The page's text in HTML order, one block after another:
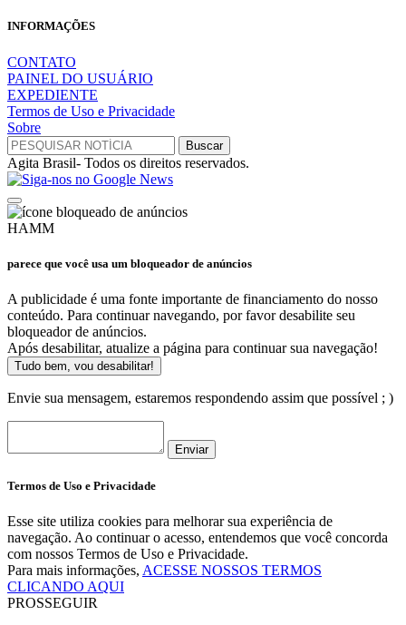
INFORMAÇÕES
CONTATO
PAINEL DO USUÁRIO
EXPEDIENTE
Termos de Uso e Privacidade
Sobre
Agita Brasil- Todos os direitos reservados.
HAMM
parece que você usa um bloqueador de anúncios
A publicidade é uma fonte importante de financiamento do nosso
conteúdo. Para continuar navegando, por favor desabilite seu
bloqueador de anúncios.
Após desabilitar, atualize a página para continuar sua navegação!
Tudo bem, vou desabilitar!
Envie sua mensagem, estaremos respondendo assim que possível ; )
Enviar
Termos de Uso e Privacidade
Esse site utiliza cookies para melhorar sua experiência de
navegação. Ao continuar o acesso, entendemos que você concorda
com nossos Termos de Uso e Privacidade.
Para mais informações, ACESSE NOSSOS TERMOS
CLICANDO AQUI
PROSSEGUIR